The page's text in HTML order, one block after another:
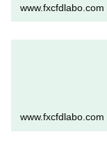
www.fxcfdlabo.com
www.fxcfdlabo.com